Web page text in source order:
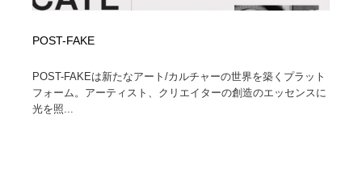
POST-FAKE
POST-FAKEは新たなアート/カルチャーの世界を築くプラット
フォーム。アーティスト、クリエイターの創造のエッセンスに
光を照...